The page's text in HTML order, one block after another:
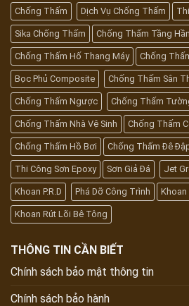
Chống Thấm Dịch Vụ Chống Thấm
Sika Chống Thấm Chống Thấm Tầng
Chống Thấm Hố Thang Máy Chống
Bọc Phủ Composite Chống Thấm Sân
Chống Thấm Ngược Chống Thấm
Chống Thấm Nhà Vệ Sinh Chống Thấm
Chống Thấm Hồ Bơi Chống Thấm Đê
Thi Công Sơn Epoxy Sơn Giả Đá Jet
Khoan P.R.D Phá Dỡ Công Trình Khoan
Khoan Rút Lõi Bê Tông
THÔNG TIN CẦN BIẾT
Chính sách bảo mật thông tin
Chính sách bảo hành